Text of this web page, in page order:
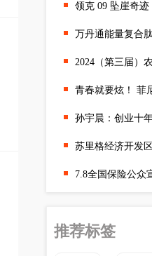
领克 09 坠崖奇
万丹通能量复合
孙宇晨：创业十
苏里格经济开发
推荐标签